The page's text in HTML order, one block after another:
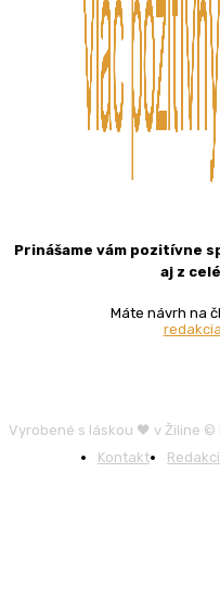
Prinášame vám pozitívne
aj z
Máte návrh na
Vyrobené s láskou 🖤 v Žiline ©
Kontakt